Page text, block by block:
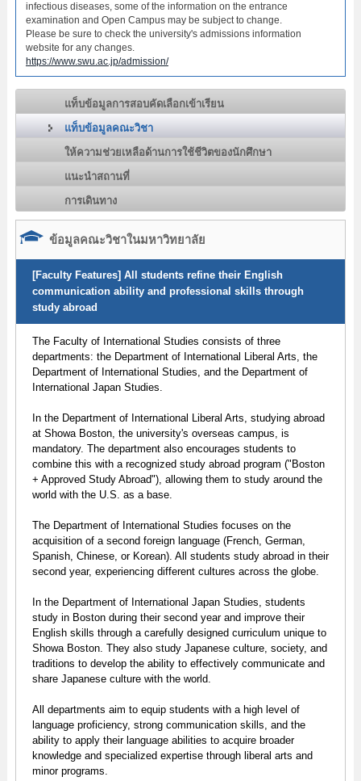
infectious diseases, some of the information on the entrance
examination and Open Campus may be subject to change.
Please be sure to check the university's admissions information
website for any changes.
https://www.swu.ac.jp/admission/
แท็บข้อมูลการสอบคัดเลือกเข้าเรียน
แท็บข้อมูลคณะวิชา
ให้ความช่วยเหลือด้านการใช้ชีวิตของนักศึกษา
แนะนำสถานที่
การเดินทาง
ข้อมูลคณะวิชาในมหาวิทยาลัย
[Faculty Features] All students refine their English
communication ability and professional skills through
study abroad
The Faculty of International Studies consists of three
departments: the Department of International Liberal Arts, the
Department of International Studies, and the Department of
International Japan Studies.
In the Department of International Liberal Arts, studying abroad
at Showa Boston, the university's overseas campus, is
mandatory. The department also encourages students to
combine this with a recognized study abroad program ("Boston
+ Approved Study Abroad"), allowing them to study around the
world with the U.S. as a base.
The Department of International Studies focuses on the
acquisition of a second foreign language (French, German,
Spanish, Chinese, or Korean). All students study abroad in their
second year, experiencing different cultures across the globe.
In the Department of International Japan Studies, students
study in Boston during their second year and improve their
English skills through a carefully designed curriculum unique to
Showa Boston. They also study Japanese culture, society, and
traditions to develop the ability to effectively communicate and
share Japanese culture with the world.
All departments aim to equip students with a high level of
language proficiency, strong communication skills, and the
ability to apply their language abilities to acquire broader
knowledge and specialized expertise through liberal arts and
minor programs.